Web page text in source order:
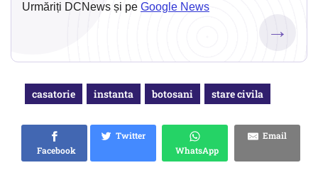
Urmăriți DCNews și pe Google News
→
casatorie instanta botosani stare civila
Facebook
Twitter
WhatsApp
Email